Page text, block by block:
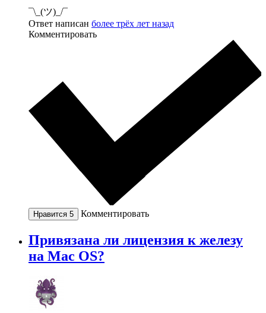
¯\_(ツ)_/¯
Ответ написан более трёх лет назад
Комментировать
Нравится 5 Комментировать
Привязана ли лицензия к железу
на Mac OS?